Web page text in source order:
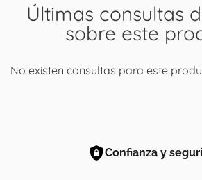
Últimas consultas
sobre este
No existen consultas para este
Confianza y